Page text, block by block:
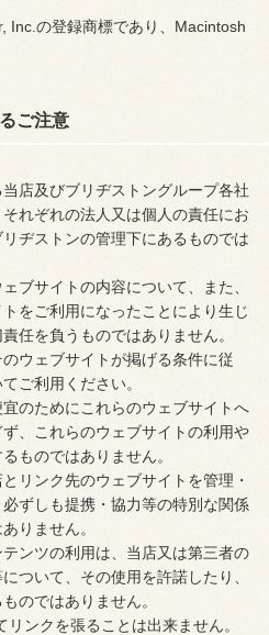
Inc.の登録商標であり、Macintosh
ご注意
店及びブリヂストングループ各社
れぞれの法人又は個人の責任にお
ヂストンの管理下にあるものでは
ブサイトの内容について、また、
をご利用になったことにより生じ
任を負うものではありません。
ウェブサイトが掲げる条件に従
ご利用ください。
のためにこれらのウェブサイトへ
、これらのウェブサイトの利用や
ものではありません。
リンク先のウェブサイトを管理・
ずしも提携・協力等の特別な関係
りません。
ンツの利用は、当店又は第三者の
ついて、その使用を許諾したり、
のではありません。
ンクを張ることは出来ません。